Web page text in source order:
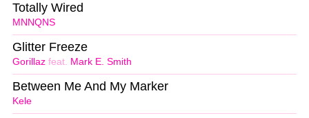
MNNQNS
Totally Wired
Gorillaz feat. Mark E. Smith
Glitter Freeze
Kele
Between Me And My Marker